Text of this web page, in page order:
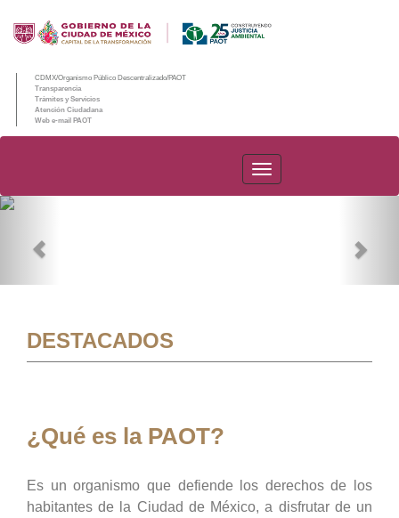
CDMX/Organismo Público Descentralizado/PAOT
Transparencia
Trámites y Servicios
Atención Ciudadana
Web e-mail PAOT
PAOT
DESTACADOS
¿Qué es la PAOT?
Es un organismo que defiende los derechos de los
habitantes de la Ciudad de México, a disfrutar de un